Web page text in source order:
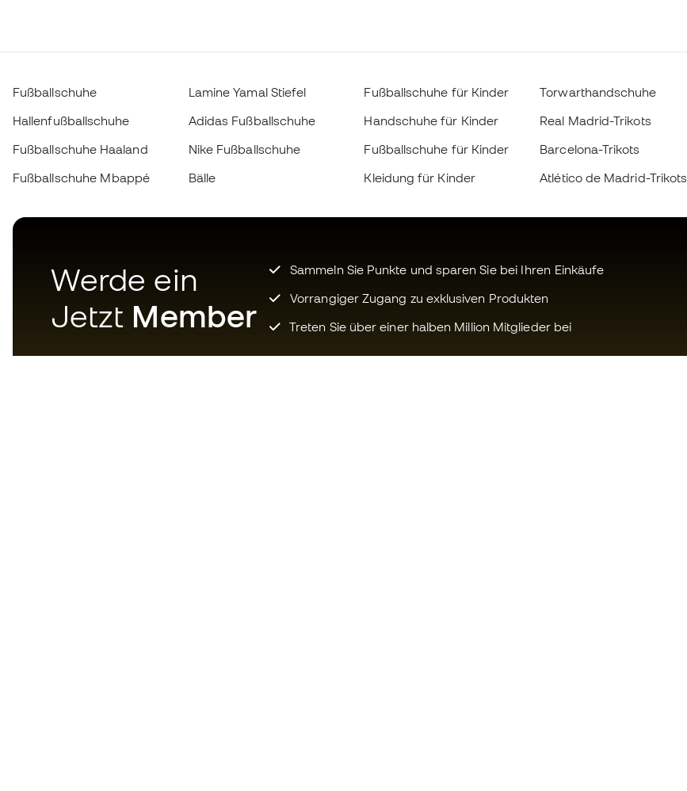
Fußballschuhe
Hallenfußballschuhe
Fußballschuhe Haaland
Fußballschuhe Mbappé
Lamine Yamal Stiefel
Adidas Fußballschuhe
Nike Fußballschuhe
Bälle
Fußballschuhe für Kinder
Handschuhe für Kinder
Fußballschuhe für Kinder
Kleidung für Kinder
Torwarthandschuhe
Real Madrid-Trikots
Barcelona-Trikots
Atlético de Madrid-Trikots
Werde ein
Jetzt Member
Sammeln Sie Punkte und sparen Sie bei Ihren Einkäufe
Vorrangiger Zugang zu exklusiven Produkten
Treten Sie über einer halben Million Mitglieder bei